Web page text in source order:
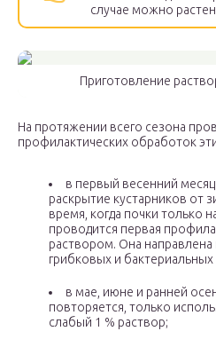
случае можно
Приготовление
На протяжении всего сезона
профилактических обработок
в первый весенний
раскрытие кустарников от
время, когда почки только
проводится первая
раствором. Она
грибковых и
в мае, июне и ранней
повторяется, только
слабый 1 % раствор;